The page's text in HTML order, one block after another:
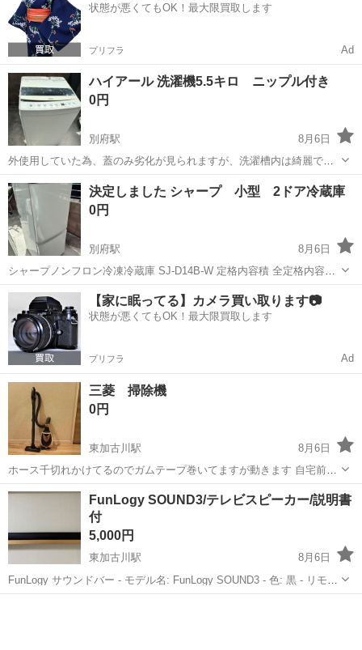
状態が悪くてもOK！最大限買取します
プリフラ Ad
ハイアール 洗濯機5.5キロ ニップル付き
0円
別府駅
8月6日
外使用していた為、蓋のみ劣化が見られますが、洗濯槽内は綺麗で
す。 通電確認しており、動作問題ありません。 水栓に取り付ける洗濯
機用ニップル（未使用品）付属しております。 引き取りに来て頂ける
方よろしくお願いします。
兵庫 加古川市 別府駅
決定しました シャープ 小型 2ドア冷蔵庫
0円
別府駅
8月6日
シャープノンフロン冷凍冷蔵庫 SJ-D14B-W 定格内容積 全定格内容積
137 L （JIS C 9801-3:2015） 冷凍室の定格内容積46L 外形寸法 幅
480mm 奥行mm đđ 1125mm 通電確認済み。 ...
兵庫 加古川市 別府駅 キッチン家電
【家に眠ってる】カメラ買い取ります📷
状態が悪くてもOK！最大限買取します
プリフラ Ad
三菱 掃除機
0円
東加古川駅
8月6日
ホース千切れかけてるのでガムテープ巻いてますが動きます 自宅前ま
で取りに来れる方 できれば8日土曜日に取引できる方
兵庫 加古川市
FunLogy SOUND3/テレビスピーカー/説明書
付
5,000円
東加古川駅
8月6日
FunLogy サウンドバー - モデル名: FunLogy SOUND3 - 色: 黒 - リモコ
ン: 付属 - サイズ: 約110cm 新品で購入しましたが2.3回しか使ってお